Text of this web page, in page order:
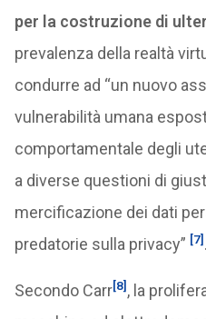
per la costruzione di
prevalenza della realtà
condurre ad “un nuovo
vulnerabilità umana
comportamentale degli
a diverse questioni di
mercificazione dei dati
predatorie sulla privacy” [7] .
Secondo Carr[8] , la